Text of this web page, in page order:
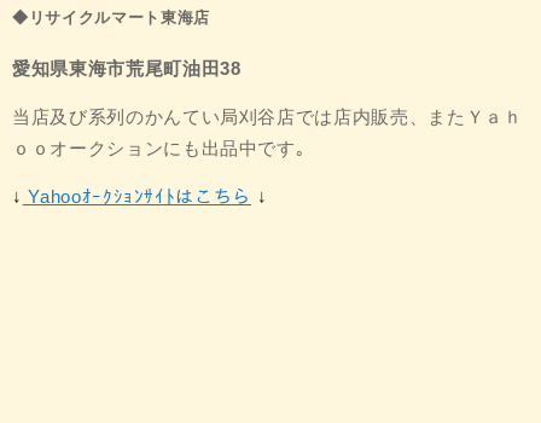
◆リサイクルマート東海店
愛知県東海市荒尾町油田38
当店及び系列のかんてい局刈谷店では店内販売、
またＹａｈ
ｏｏオークションにも出品中です｡
↓ Yahooｵｰｸｼｮﾝｻｲﾄはこちら ↓